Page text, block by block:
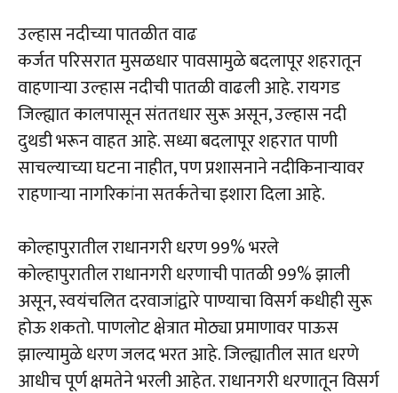
उल्हास नदीच्या पातळीत वाढ
कर्जत परिसरात मुसळधार पावसामुळे बदलापूर शहरातून
वाहणाऱ्या उल्हास नदीची पातळी वाढली आहे. रायगड
जिल्ह्यात कालपासून संततधार सुरू असून, उल्हास नदी
दुथडी भरून वाहत आहे. सध्या बदलापूर शहरात पाणी
साचल्याच्या घटना नाहीत, पण प्रशासनाने नदीकिनाऱ्यावर
राहणाऱ्या नागरिकांना सतर्कतेचा इशारा दिला आहे.
कोल्हापुरातील राधानगरी धरण 99% भरले
कोल्हापुरातील राधानगरी धरणाची पातळी 99% झाली
असून, स्वयंचलित दरवाजांद्वारे पाण्याचा विसर्ग कधीही सुरू
होऊ शकतो. पाणलोट क्षेत्रात मोठ्या प्रमाणावर पाऊस
झाल्यामुळे धरण जलद भरत आहे. जिल्ह्यातील सात धरणे
आधीच पूर्ण क्षमतेने भरली आहेत. राधानगरी धरणातून विसर्ग